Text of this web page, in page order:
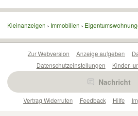
Kleinanzeigen Immobilien
Nachricht
Zur Webversion Anzeige aufgeben
Datenschutzeinstellungen
Kinder-
Barrierefreiheitserklärung
Vertrag Widerrufen
Feedback Hilfe